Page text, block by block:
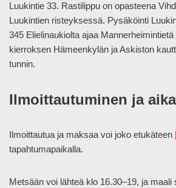
Luukintie 33. Rastilippu on opasteena
Luukintien risteyksessä. Pysäköinti
345 Elielinaukiolta ajaa
kierroksen Hämeenkylän ja Askiston
tunnin.
Ilmoittautuminen ja
Ilmoittautua ja maksaa voi joko etukäteen
tapahtumapaikalla.
Metsään voi lähteä klo 16.30–19, ja maali